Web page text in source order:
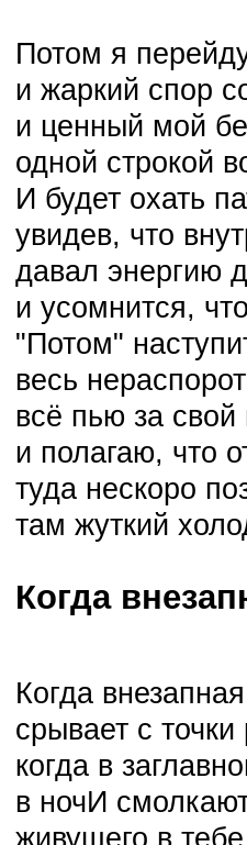
Потом я
и жаркий спор
и ценный мой
одной строкой
И будет охать
увидев, что
давал энергию
и усомнится,
"Потом"
весь
всё пью за свой
и полагаю, что
туда нескоро
там жуткий
Когда
Когда
срывает с
когда в
в ночИ
живущего в